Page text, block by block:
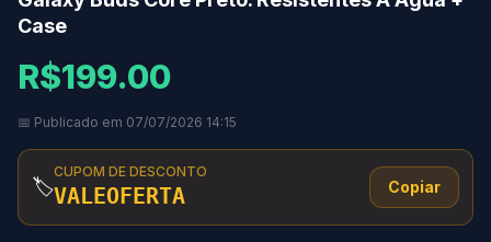
Case
R$199.00
📅 Publicado em 07/07/2026 14:15
🏷️
CUPOM DE DESCONTO
VALEOFERTA Copiar